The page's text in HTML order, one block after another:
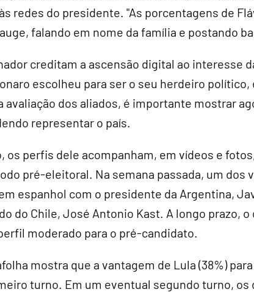
redes do presidente. "As porcentagens de
falando em nome da família e postando
creditam a ascensão digital ao interesse
escolheu para ser o seu herdeiro político,
avaliação dos aliados, é importante mostrar
representar o país.
os perfis dele acompanham, em vídeos e
pré-eleitoral. Na semana passada, um dos
espanhol com o presidente da Argentina,
do Chile, José Antonio Kast. A longo prazo,
moderado para o pré-candidato.
mostra que a vantagem de Lula (38%)
turno. Em um eventual segundo turno, os